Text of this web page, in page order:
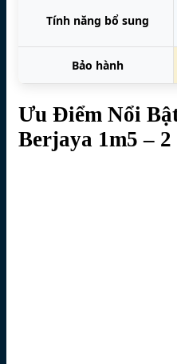
Tính năng bổ sung
Bảo hành
Ưu Điểm Nổi
Berjaya 1m5 –